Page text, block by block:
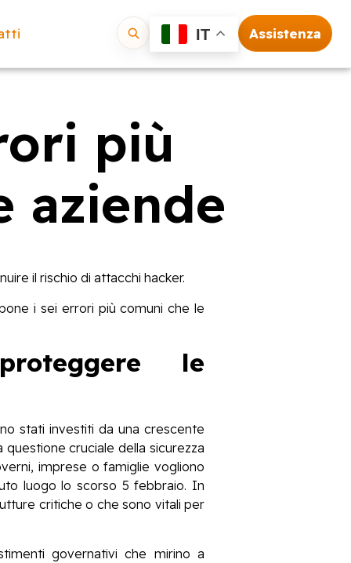
IT Assistenza
più
aziende
il rischio di attacchi hacker.
i sei errori più comuni che le
le
stati investiti da una crescente
cruciale della sicurezza
imprese o famiglie vogliono
luogo lo scorso 5 febbraio. In
critiche o che sono vitali per
governativi che mirino a